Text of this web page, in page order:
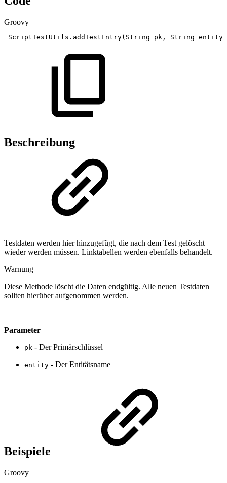
Groovy
ScriptTestUtils . addTestEntry( String pk , String entity
Beschreibung
Testdaten werden hier hinzugefügt, die nach dem Test gelöscht
wieder werden müssen. Linktabellen werden ebenfalls behandelt.
Warnung
Diese Methode löscht die Daten endgültig. Alle neuen Testdaten
sollten hierüber aufgenommen werden.
Parameter
pk - Der Primärschlüssel
entity - Der Entitätsname
Beispiele
Groovy